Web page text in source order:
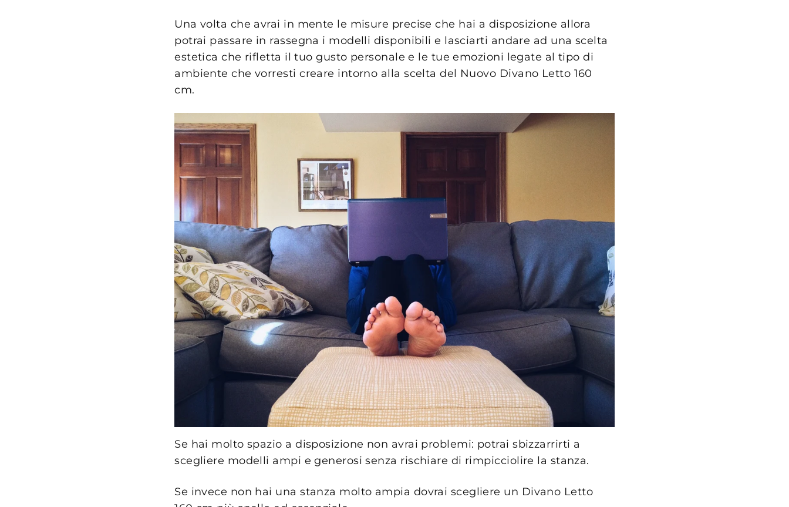
Una volta che avrai in mente le misure precise che hai a disposizione allora
potrai passare in rassegna i modelli disponibili e lasciarti andare ad una scelta
estetica che rifletta il tuo gusto personale e le tue emozioni legate al tipo di
ambiente che vorresti creare intorno alla scelta del Nuovo Divano Letto 160
cm.
Se hai molto spazio a disposizione non avrai problemi: potrai sbizzarrirti a
scegliere modelli ampi e generosi senza rischiare di rimpicciolire la stanza.
Se invece non hai una stanza molto ampia dovrai scegliere un Divano Letto